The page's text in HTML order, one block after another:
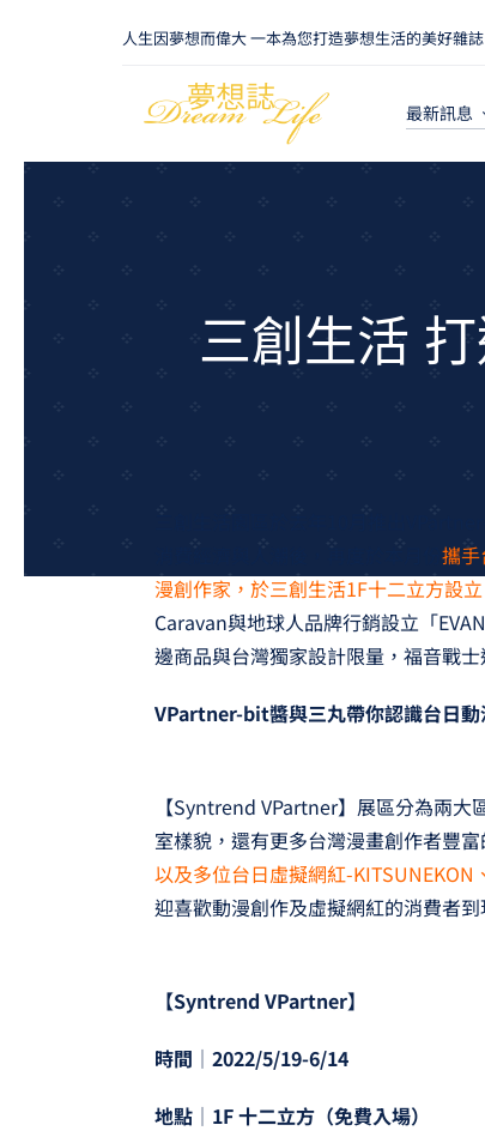
人生因夢想而偉大 一本為您打造夢想生活的美好雜誌
最新訊息
三創生活
消費經濟與人潮後，再度於本月份 攜
漫創作家，於三創生活1F十二立方設
Caravan與地球人品牌行銷設立「
邊商品與台灣獨家設計限量，福音戰
VPartner-bit醬與三丸帶你認識台日
【Syntrend VPartner】展區分為兩
室樣貌，還有更多台灣漫畫創作者豐
以及多位台日虛擬網紅-KITSUNEKON
迎喜歡動漫創作及虛擬網紅的消費者
【Syntrend VPartner】
時間│2022/5/19-6/14
地點│1F 十二立方（免費入場）